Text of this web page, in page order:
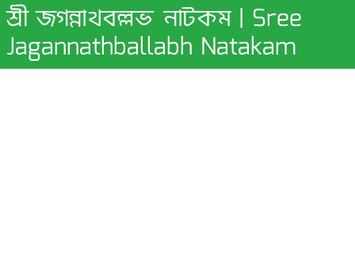
শ্রী জগন্নাথবল্লভ নাটকম | Sree
Jagannathballabh Natakam